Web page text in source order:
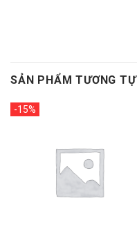
SẢN PHẨM TƯƠNG TỰ
-15%